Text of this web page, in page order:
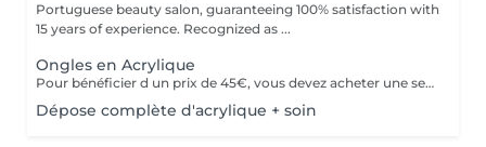
Portuguese beauty salon, guaranteeing 100% satisfaction with
15 years of experience. Recognized as ...
Ongles en Acrylique
Pour bénéficier d un prix de 45€, vous devez acheter une seule fois le kit individuel comprenant tout le matériel non jetable nécessaire , qui sera conserve pour nous pour de futurs rendez-vous, garantissant ainsi une meilleure hygiène.* *renouvelabre chaque année.
Dépose complète d'acrylique + soin